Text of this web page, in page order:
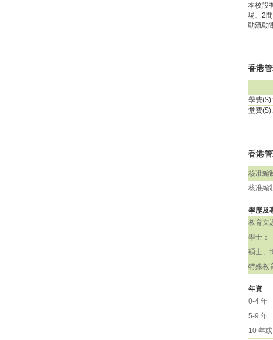
本校設
場、2
動流動
香港
學費($):
堂費($):
香港
核准編
核准編
學歷及
教育文
學士：
碩士、
特殊教
年資
0-4 年
5-9 年
10 年